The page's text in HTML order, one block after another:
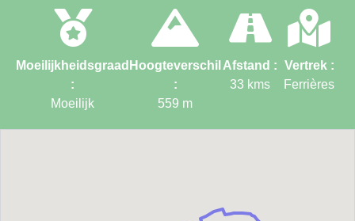
Moeilijkheidsgraad
:
Moeilijk
Hoogteverschil
:
559 m
Afstand :
33 kms
Vertrek :
Ferrières